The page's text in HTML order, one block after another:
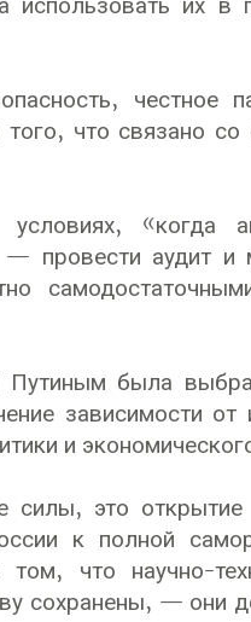
честное
что связано
«когда
— провести аудит и
была
зависимости от
и
это открытие
к полной
что научно-
сохранены, — они